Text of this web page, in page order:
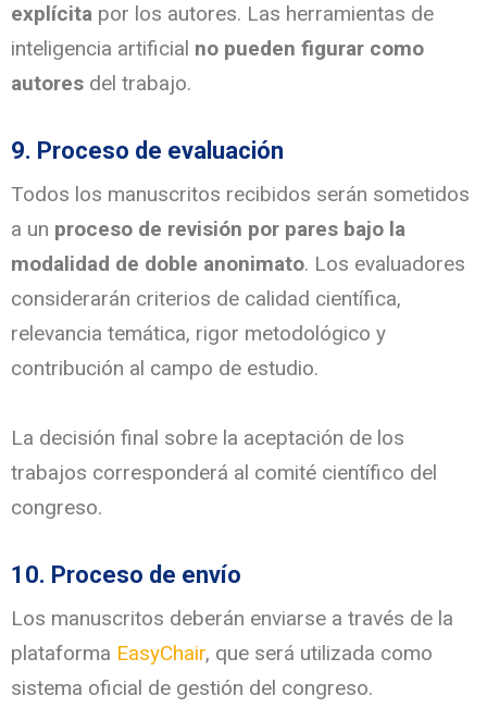
explícita por los autores. Las herramientas de
inteligencia artificial no pueden figurar como
autores del trabajo.
9. Proceso de evaluación
Todos los manuscritos recibidos serán sometidos
a un proceso de revisión por pares bajo la
modalidad de doble anonimato. Los evaluadores
considerarán criterios de calidad científica,
relevancia temática, rigor metodológico y
contribución al campo de estudio.
La decisión final sobre la aceptación de los
trabajos corresponderá al comité científico del
congreso.
10. Proceso de envío
Los manuscritos deberán enviarse a través de la
plataforma EasyChair, que será utilizada como
sistema oficial de gestión del congreso.